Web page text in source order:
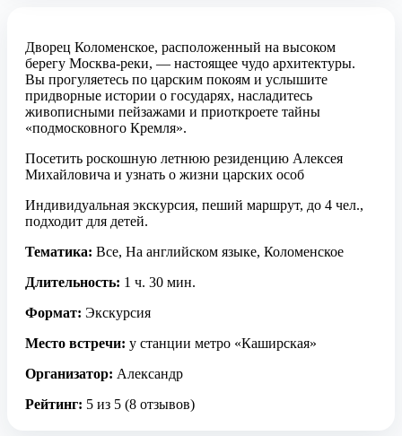
Дворец Коломенское, расположенный на высоком
берегу Москва-реки, — настоящее чудо архитектуры.
Вы прогуляетесь по царским покоям и услышите
придворные истории о государях, насладитесь
живописными пейзажами и приоткроете тайны
«подмосковного Кремля».
Посетить роскошную летнюю резиденцию Алексея
Михайловича и узнать о жизни царских особ
Индивидуальная экскурсия, пеший маршрут, до 4 чел.,
подходит для детей.
Тематика: Все, На английском языке, Коломенское
Длительность: 1 ч. 30 мин.
Формат: Экскурсия
Место встречи: у станции метро «Каширская»
Организатор: Александр
Рейтинг: 5 из 5 (8 отзывов)